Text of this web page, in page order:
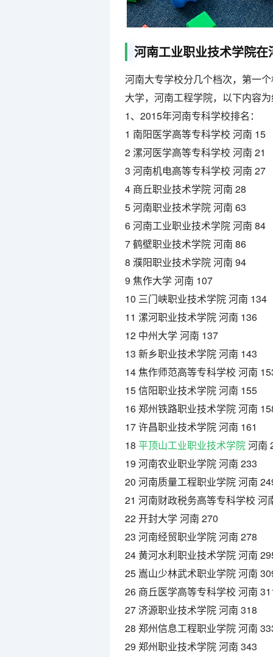
河南工业职业技术学院在
河南大专学校分几个档次，第一
大学，河南工程学院，以下内容
1、2015年河南专科学校排名：
1 南阳医学高等专科学校 河南 15
2 漯河医学高等专科学校 河南 21
3 河南机电高等专科学校 河南 27
4 商丘职业技术学院 河南 28
5 河南职业技术学院 河南 63
6 河南工业职业技术学院 河南 84
7 鹤壁职业技术学院 河南 86
8 濮阳职业技术学院 河南 94
9 焦作大学 河南 107
10 三门峡职业技术学院 河南 134
11 漯河职业技术学院 河南 136
12 中州大学 河南 137
13 新乡职业技术学院 河南 143
14 焦作师范高等专科学校 河南
15 信阳职业技术学院 河南 155
16 郑州铁路职业技术学院 河南
17 许昌职业技术学院 河南 161
18 平顶山工业职业技术学院河南
19 河南农业职业学院 河南 233
20 河南质量工程职业学院 河南
21 河南财政税务高等专科学校 河
22 开封大学 河南 270
23 河南经贸职业学院 河南 278
24 黄河水利职业技术学院 河南
25 嵩山少林武术职业学院 河南
26 商丘医学高等专科学校 河南
27 济源职业技术学院 河南 318
28 郑州信息工程职业学院 河南
29 郑州职业技术学院 河南 343